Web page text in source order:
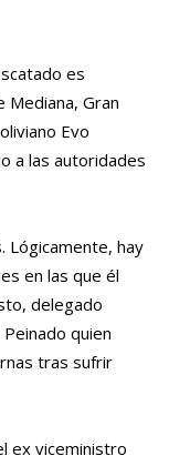
es
Mediana, Gran
Evo
a las autoridades
Lógicamente, hay
en las que él
delegado
quien
tras sufrir
ex viceministro